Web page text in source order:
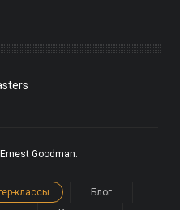
Goodman.
классы
Блог